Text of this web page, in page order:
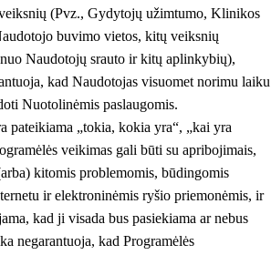
(Pvz., Gydytojų užimtumo, Klinikos
buvimo vietos, kitų veiksnių
Naudotojų srauto ir kitų aplinkybių),
kad Naudotojas visuomet norimu laiku
Nuotolinėmis paslaugomis.
pateikiama „tokia, kokia yra“, „kai yra
veikimas gali būti su apribojimais,
kitomis problemomis, būdingomis
ir elektroninėmis ryšio priemonėmis, ir
kad ji visada bus pasiekiama ar nebus
negarantuoja, kad Programėlės